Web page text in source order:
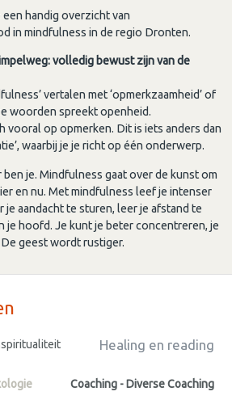
handig overzicht van
in mindfulness in de regio Dronten.
volledig bewust zijn van de
vertalen met ‘opmerkzaamheid’ of
woorden spreekt openheid.
vooral op opmerken. Dit is iets anders dan
waarbij je je richt op één onderwerp.
ben je. Mindfulness gaat over de kunst om
en nu. Met mindfulness leef je intenser
je aandacht te sturen, leer je afstand te
je hoofd. Je kunt je beter concentreren, je
geest wordt rustiger.
Healing en reading
Coaching - Diverse Coaching